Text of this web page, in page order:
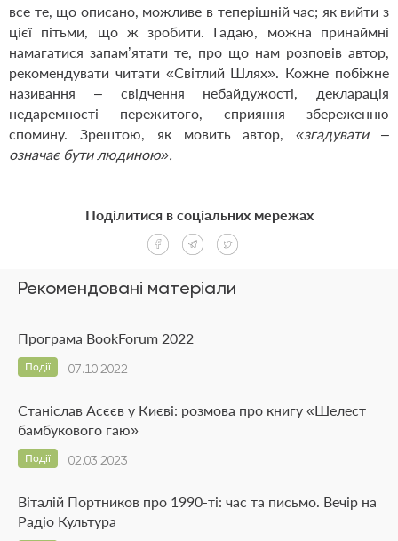
все те, що описано, можливе в теперішній час; як вийти з
цієї пітьми, що ж зробити. Гадаю, можна принаймні
намагатися запам’ятати те, про що нам розповів автор,
рекомендувати читати «Світлий Шлях». Кожне побіжне
називання – свідчення небайдужості, декларація
недаремності пережитого, сприяння збереженню
спомину. Зрештою, як мовить автор,«згадувати –
означає бути людиною».
Рекомендовані матеріали
Програма BookForum 2022
07.10.2022
Події
Станіслав Асєєв у Києві: розмова про книгу «Шелест
бамбукового гаю»
02.03.2023
Події
Віталій Портников про 1990-ті: час та письмо. Вечір на
Радіо Культура
Поділитися в соціальних мережах